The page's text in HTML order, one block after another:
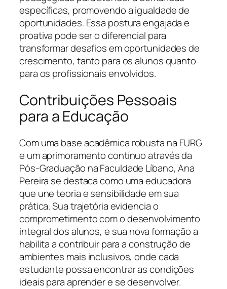
específicas, promovendo a igualdade de
oportunidades. Essa postura engajada e
proativa pode ser o diferencial para
transformar desafios em oportunidades de
crescimento, tanto para os alunos quanto
para os profissionais envolvidos.
Contribuições Pessoais
para a Educação
Com uma base acadêmica robusta na FURG
e um aprimoramento contínuo através da
Pós-Graduação na Faculdade Líbano, Ana
Pereira se destaca como uma educadora
que une teoria e sensibilidade em sua
prática. Sua trajetória evidencia o
comprometimento com o desenvolvimento
integral dos alunos, e sua nova formação a
habilita a contribuir para a construção de
ambientes mais inclusivos, onde cada
estudante possa encontrar as condições
ideais para aprender e se desenvolver.